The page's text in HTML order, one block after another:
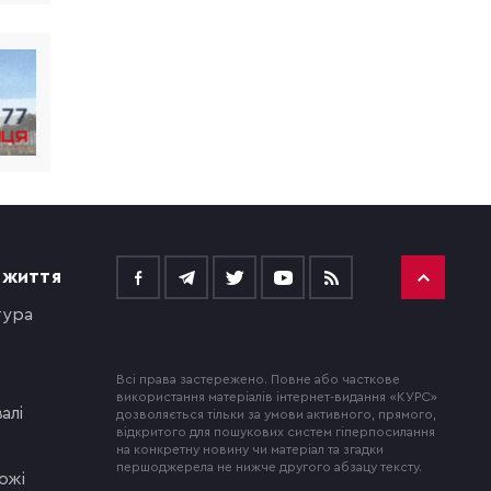
Всі права застережено. Повне або часткове
використання матеріалів інтернет-видання «КУРС»
дозволяється тільки за умови активного, прямого,
відкритого для пошукових систем гіперпосилання
на конкретну новину чи матеріал та згадки
першоджерела не нижче другого абзацу тексту.